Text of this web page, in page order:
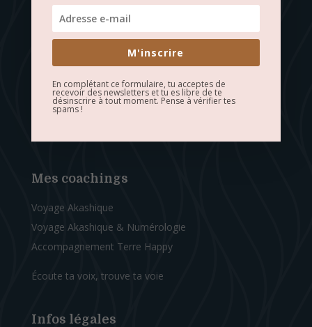
Mes réseaux
Mes coachings
Voyage Akashique
Voyage Akashique & Numérologie
Accompagnement Terre Happy
Écoute ta voix, trouve ta voie
Infos légales
M'inscrire
En complétant ce formulaire, tu acceptes de
recevoir des newsletters et tu es libre de te
désinscrire à tout moment. Pense à vérifier tes
spams !